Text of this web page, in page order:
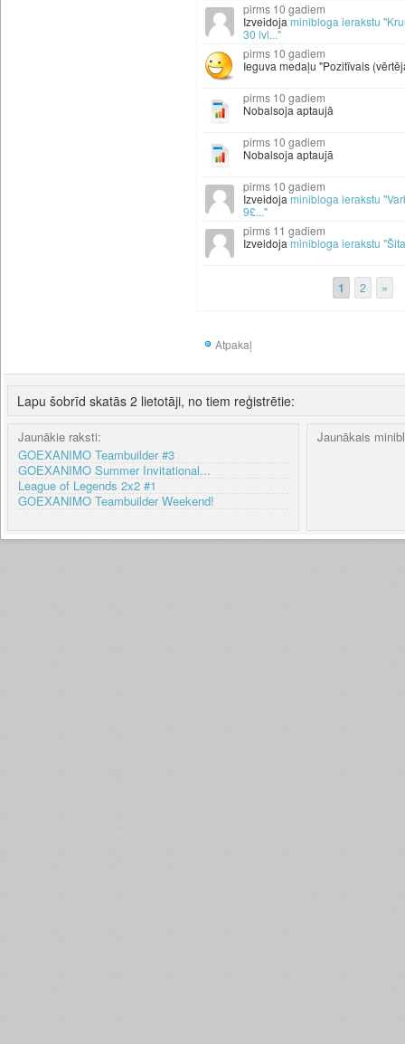
10 gadiem
Izveidojaminibloga ierakstu
30 lvl..."
10 gadiem
Ieguva medaļu "Pozitīvais
10 gadiem
Nobalsoja aptaujā
10 gadiem
Nobalsoja aptaujā
10 gadiem
Izveidojaminibloga ierakstu
9£..."
11 gadiem
Izveidojaminibloga ierakstu
1 2 »
Atpakaļ
Lapu šobrīd skatās 2 lietotāji, no tiem reģistrētie:
Jaunākie raksti:
GOEXANIMO Teambuilder #3
GOEXANIMO Summer Invitational...
League of Legends 2x2 #1
GOEXANIMO Teambuilder Weekend!
Jaunākais